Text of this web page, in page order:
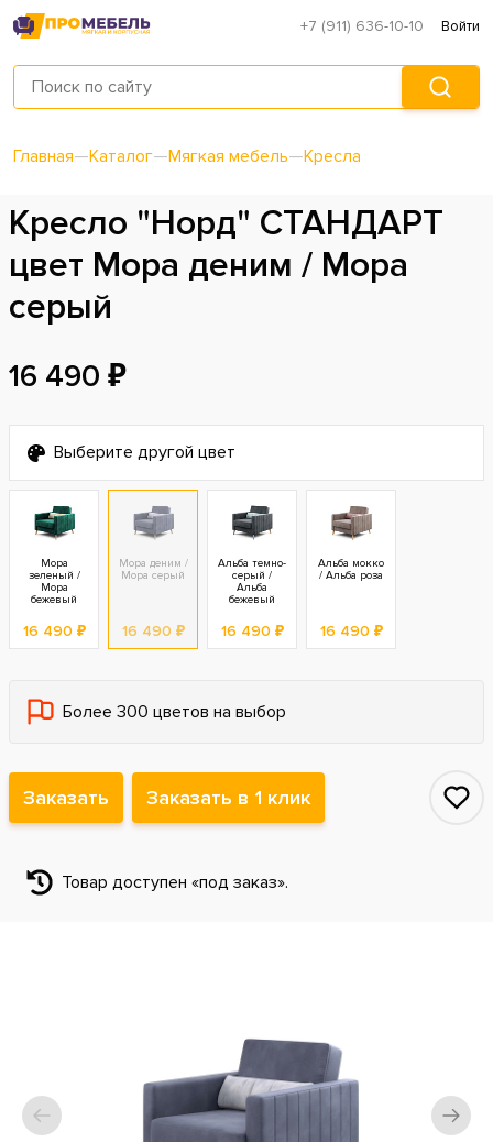
+7 (911) 636-10-10 Войти
Главная—Каталог—Мягкая мебель—Кресла
Кресло "Норд" СТАНДАРТ
цвет Мора деним / Мора
серый
16 490 ₽
Выберите другой цвет
Мора
зеленый /
Мора
бежевый
16 490 ₽
Мора деним /
Мора серый
16 490 ₽
Альба темно-
серый /
Альба
бежевый
16 490 ₽
Альба мокко
/ Альба роза
16 490 ₽
Более 300 цветов на выбор
Заказать Заказать в 1 клик
Товар доступен «под заказ».